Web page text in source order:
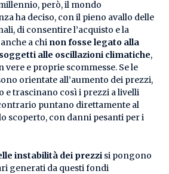
però, il mondo
ha deciso, con il pieno avallo delle
di consentire l’acquisto e la
a chi non fosse legato alla
alle oscillazioni climatiche,
e proprie scommesse. Se le
orientate all’aumento dei prezzi,
e trascinano così i prezzi a livelli
puntano direttamente al
scoperto, con danni pesanti per i
instabilità dei prezzi si pongono
generati da questi fondi